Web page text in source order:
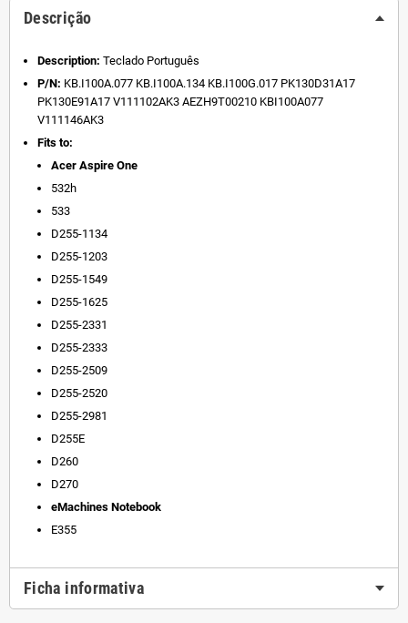
Descrição
Description: Teclado Português
P/N: KB.I100A.077 KB.I100A.134 KB.I100G.017 PK130D31A17
PK130E91A17 V111102AK3 AEZH9T00210 KBI100A077
V111146AK3
Fits to:
Acer Aspire One
532h
533
D255-1134
D255-1203
D255-1549
D255-1625
D255-2331
D255-2333
D255-2509
D255-2520
D255-2981
D255E
D260
D270
eMachines Notebook
E355
Ficha informativa